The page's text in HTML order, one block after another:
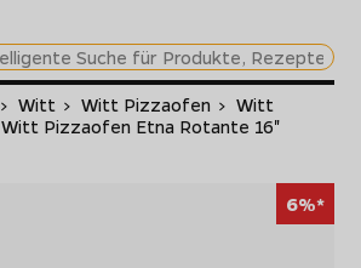
> Witt > Witt Pizzaofen > Witt
Witt Pizzaofen Etna Rotante 16"
6%*